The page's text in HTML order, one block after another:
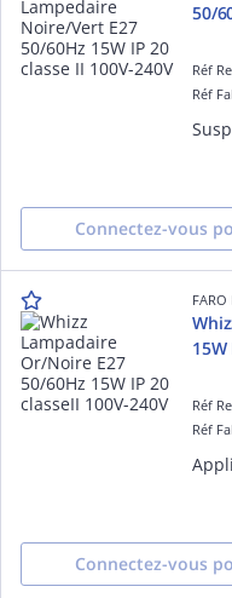
50/
Réf
Réf
Connectez-vous
FARO
Whizz
15W
Réf
Réf
Connectez-vous